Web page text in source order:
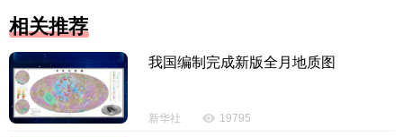
战感到不安。
特朗普1日在与内塔尼亚胡的通话中，就以色列在
黎巴嫩的军事升级行动表示“强烈不满”。两名消息人士
称，特朗普在通话中称内塔尼亚胡“疯了”，并指责他忘
相关推荐
我国编制完成新版全月地质图
新华社 19795